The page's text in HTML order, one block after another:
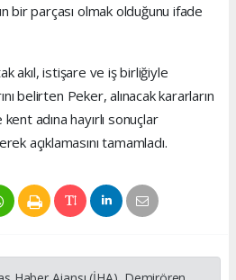
bir parçası olmak olduğunu ifade
akıl, istişare ve iş birliğiyle
belirten Peker, alınacak kararların
adına hayırlı sonuçlar
açıklamasını tamamladı.